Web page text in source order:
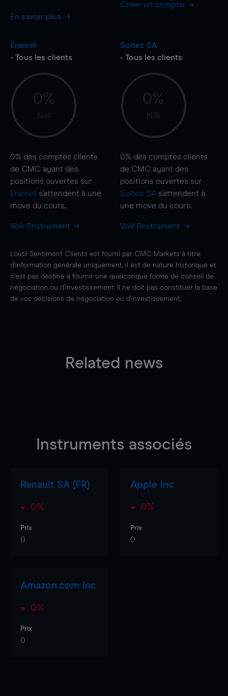
En savoir plus
Créer un compte
Eramet
- Tous les clients
0%
N/A
0% des comptes clients
de CMC ayant des
positions ouvertes sur
Eramet s'attendent à une
move du cours.
Voir l'instrument
Soitec SA
- Tous les clients
0%
N/A
0% des comptes clients
de CMC ayant des
positions ouvertes sur
Soitec SA s'attendent à
une move du cours.
Voir l'instrument
L'outil Sentiment Clients est fourni par CMC Markets à titre
d'information générale uniquement, il est de nature historique et
n'est pas destiné à fournir une quelconque forme de conseil de
négociation ou d'investissement. Il ne doit pas constituer la base
de vos décisions de négociation ou d'investissement.
Related news
Instruments associés
Renault SA (FR)
0%
Prix
0
Apple Inc
0%
Prix
0
Amazon.com Inc
0%
Prix
0